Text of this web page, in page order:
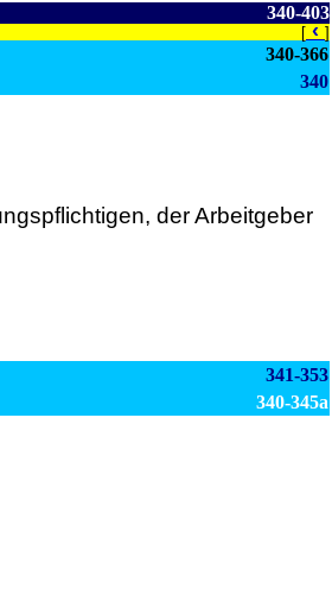
340-403
[‹]
340-366
340
der Arbeitgeber
341-353
340-345a